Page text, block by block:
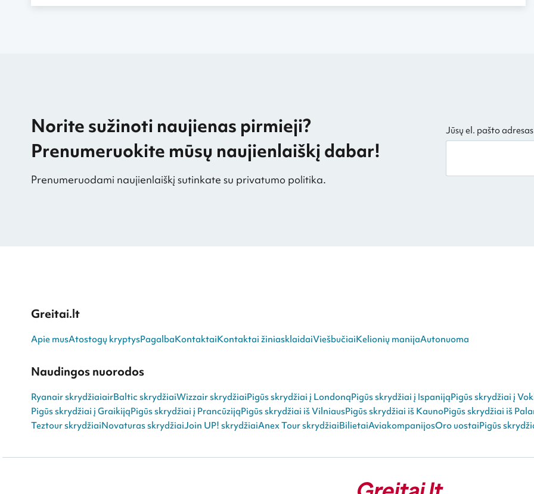
Norite sužinoti naujienas pirmieji?
Prenumeruokite mūsų naujienlaiškį dabar!
Prenumeruodami naujienlaiškį sutinkate su privatumo politika.
Jūsų el. pašto adresas
Greitai.lt
Apie musAtostogų kryptysPagalbaKontaktaiKontaktai žiniasklaidaiViešbučiaiKelionių manijaAutonuoma
Naudingos nuorodos
Ryanair skrydžiaiairBaltic skrydžiaiWizzair skrydžiaiPigūs skrydžiai į LondonąPigūs skrydžiai į IspanijąPigūs skrydžiai į
Pigūs skrydžiai į GraikijąPigūs skrydžiai į PrancūzijąPigūs skrydžiai iš VilniausPigūs skrydžiai iš KaunoPigūs skrydžiai iš
Teztour skrydžiaiNovaturas skrydžiaiJoin UP! skrydžiaiAnex Tour skrydžiaiBilietaiAviakompanijosOro uostaiPigūs